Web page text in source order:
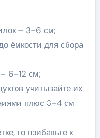
– 3–6 см;
ёмкости для сбора
6–12 см;
учитывайте их
плюс 3–4 см
то прибавьте к